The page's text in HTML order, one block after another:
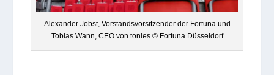
Alex­an­der Jobst, Vor­stands­vor­sit­zen­der der For­tuna und
Tobias Wann, CEO von tonies © For­tuna Düsseldorf